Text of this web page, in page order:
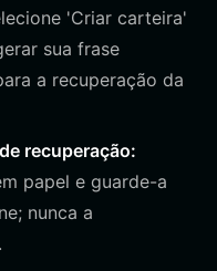
'Criar carteira'
sua frase
a recuperação da
recuperação:
papel e guarde-a
nunca a